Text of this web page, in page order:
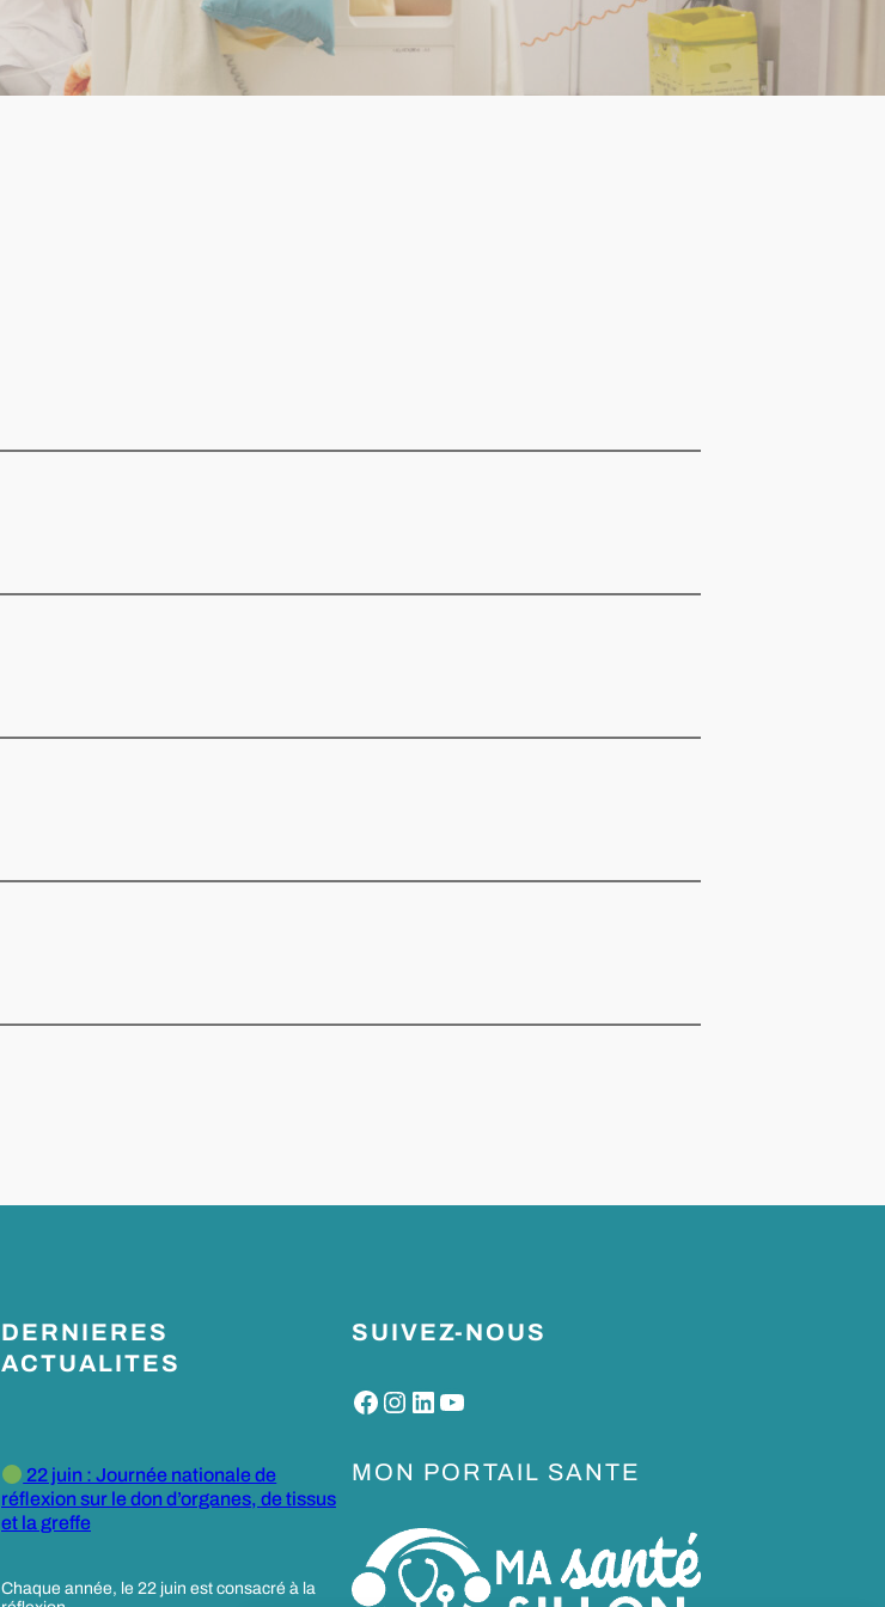
DERNIERES
ACTUALITES
22 juin : Journée nationale de
réflexion sur le don d’organes, de tissus
et la greffe
Chaque année, le 22 juin est consacré à la
SUIVEZ-NOUS
Facebook Instagram LinkedIn YouTube
MON PORTAIL SANTE